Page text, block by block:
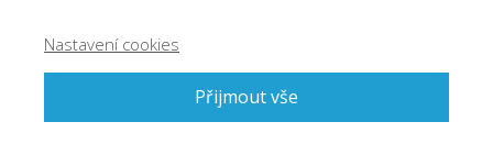
Nastavení cookies
Přijmout vše